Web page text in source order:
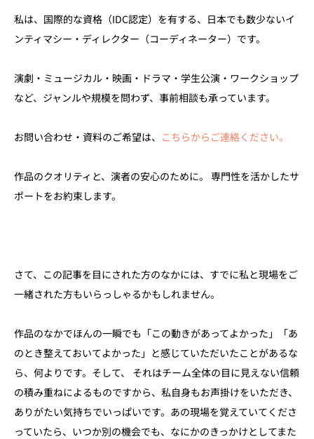
私は、国際的な資格（IDC認定）を有する、日本でも数少ないイ
ンティマシー・ディレクター（コーディネーター）です。
演劇・ミュージカル・映画・ドラマ・学生公演・ワークショップ
など、ジャンルや規模を問わず、事前相談も承っています。
お問い合わせ・資料のご希望は、 こちらからご連絡ください。
作品のクオリティと、演者の安心のために。 専門性を活かしたサ
ポートをお約束します。
さて、この記事を目にされた方のなかには、すでに私と現場をご
一緒された方もいらっしゃるかもしれません。
作品のなかでほんの一瞬でも「この動きがあってよかった」「あ
のとき整えておいてよかった」と感じていただいたことがあるな
ら、何よりです。 そして、 それはチーム全体の目に見えない信頼
の積み重ねによるものですから、私自身もお声掛けをいただき、
ありがたい気持ちでいっぱいです。 あの現場を覚えていてくださ
っていたら、いつか別の機会でも、なにかのきっかけとしてまた